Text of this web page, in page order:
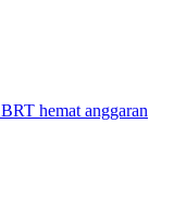
hemat anggaran